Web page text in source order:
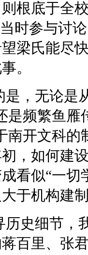
根底于全
时参与讨
梁氏能尽
。
，无论是
是频繁鱼
南开文科
，如何建
看似“一
于机构建
历史细节，
百里、张